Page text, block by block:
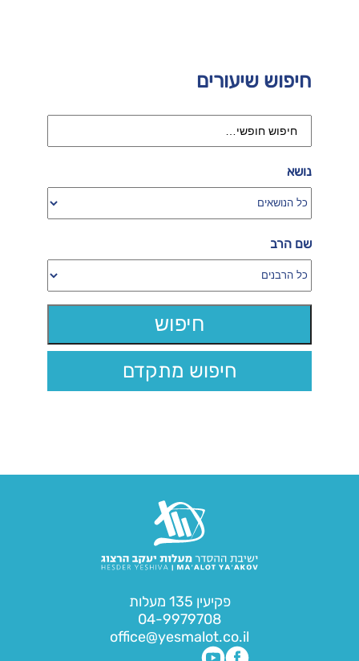
חיפוש שיעורים
נושא
שם הרב
חיפוש מתקדם
פקיעין 135 מעלות
04-9979708
office@yesmalot.co.il